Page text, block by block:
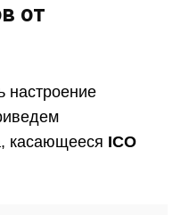
от
настроение
касающееся ICO